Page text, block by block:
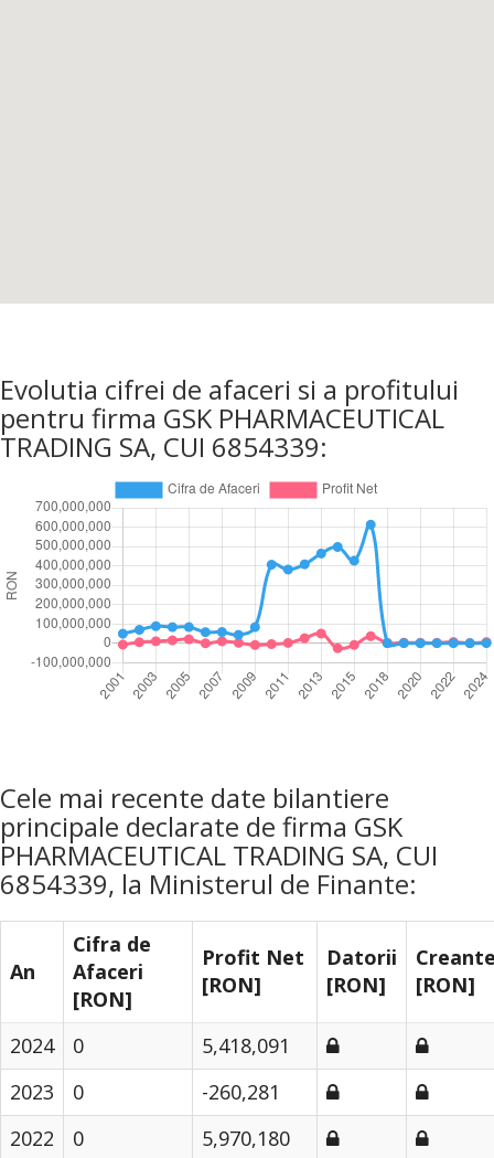
Evolutia cifrei de afaceri si a profitului
pentru firma GSK PHARMACEUTICAL
TRADING SA, CUI 6854339:
Cele mai recente date bilantiere
principale declarate de firma GSK
PHARMACEUTICAL TRADING SA, CUI
6854339, la Ministerul de Finante:
An
Cifra de
Afaceri
[RON]
Profit Net
[RON]
Datorii
[RON]
[RON]
2024 0
5,418,091
2023
0
-260,281
2022
0
5,970,180